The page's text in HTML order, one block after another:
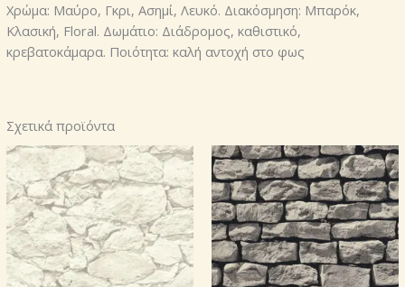
Χρώμα: Μαύρο, Γκρι, Ασημί, Λευκό. Διακόσμηση: Μπαρόκ,
Κλασική, Floral. Δωμάτιο: Διάδρομος, καθιστικό,
κρεβατοκάμαρα. Ποιότητα: καλή αντοχή στο φως
Σχετικά προϊόντα